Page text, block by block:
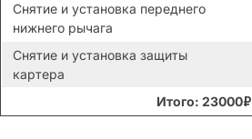
Снятие и установка переднего
нижнего рычага
Снятие и установка защиты
картера
Итого: 23000₽